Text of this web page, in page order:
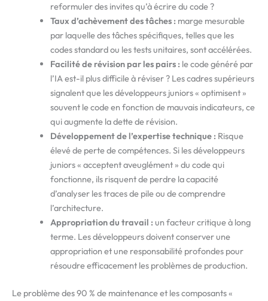
reformuler des invites qu’à écrire du code ?
Taux d’achèvement des tâches :marge mesurable
par laquelle des tâches spécifiques, telles que les
codes standard ou les tests unitaires, sont accélérées.
Facilité de révision par les pairs :le code généré par
l’IA est-il plus difficile à réviser ? Les cadres supérieurs
signalent que les développeurs juniors « optimisent »
souvent le code en fonction de mauvais indicateurs, ce
qui augmente la dette de révision.
Développement de l’expertise technique :Risque
élevé de perte de compétences. Si les développeurs
juniors « acceptent aveuglément » du code qui
fonctionne, ils risquent de perdre la capacité
d’analyser les traces de pile ou de comprendre
l’architecture.
Appropriation du travail :un facteur critique à long
terme. Les développeurs doivent conserver une
appropriation et une responsabilité profondes pour
résoudre efficacement les problèmes de production.
Le problème des 90 % de maintenance et les composants «